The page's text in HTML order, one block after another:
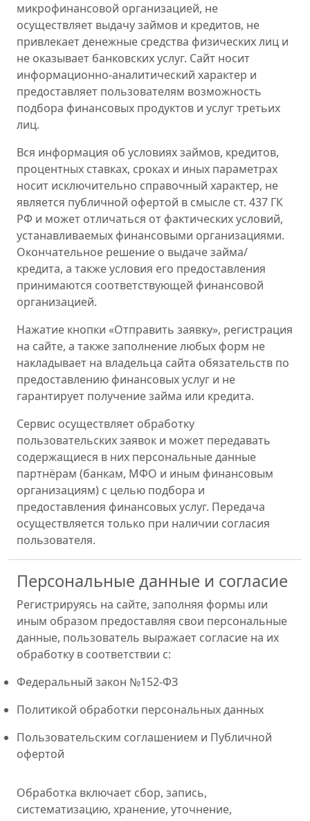
микрофинансовой организацией, не
осуществляет выдачу займов и кредитов, не
привлекает денежные средства физических лиц и
не оказывает банковских услуг. Сайт носит
информационно-аналитический характер и
предоставляет пользователям возможность
подбора финансовых продуктов и услуг третьих
лиц.
Вся информация об условиях займов, кредитов,
процентных ставках, сроках и иных параметрах
носит исключительно справочный характер, не
является публичной офертой в смысле ст. 437 ГК
РФ и может отличаться от фактических условий,
устанавливаемых финансовыми организациями.
Окончательное решение о выдаче займа/
кредита, а также условия его предоставления
принимаются соответствующей финансовой
организацией.
Нажатие кнопки «Отправить заявку», регистрация
на сайте, а также заполнение любых форм не
накладывает на владельца сайта обязательств по
предоставлению финансовых услуг и не
гарантирует получение займа или кредита.
Сервис осуществляет обработку
пользовательских заявок и может передавать
содержащиеся в них персональные данные
партнёрам (банкам, МФО и иным финансовым
организациям) с целью подбора и
предоставления финансовых услуг. Передача
осуществляется только при наличии согласия
пользователя.
Персональные данные и согласие
Регистрируясь на сайте, заполняя формы или
иным образом предоставляя свои персональные
данные, пользователь выражает согласие на их
обработку в соответствии с:
Федеральный закон №152-ФЗ
Политикой обработки персональных данных
Пользовательским соглашением и Публичной
офертой
Обработка включает сбор, запись,
систематизацию, хранение, уточнение,